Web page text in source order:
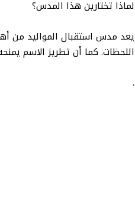
لماذا تختارين هذا المدس؟
يعد مدس استقبال المواليد من
اللحظات. كما أن تطريز الاسم
.